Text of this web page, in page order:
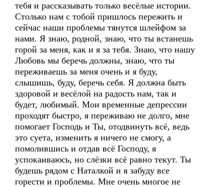
тебя и рассказывать только весёлые истории.
Столько нам с тобой пришлось пережить и
сейчас наши проблемы тянутся шлейфом за
нами. Я знаю, родной, знаю, что ты встанешь
горой за меня, как и я за тебя. Знаю, что нашу
Любовь мы беречь должны, знаю, что ты
переживаешь за меня очень и я буду,
слышишь, буду, беречь себя. Я должна быть
здоровой и весёлой на радость нам, так и
будет, любимый. Мои временные депрессии
проходят быстро, я переживаю не долго, мне
помогает Господь и Ты, отодвинуть всё, ведь
это суета, изменить я ничего не смогу, а
помолившись и отдав всё Господу, я
успокаиваюсь, но слёзки всё равно текут. Ты
будешь рядом с Наталкой и я забуду все
горести и проблемы. Мне очень многое не